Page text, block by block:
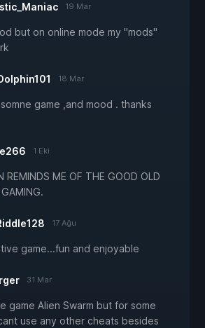
19 Mar
but on online mode my "mods"
18 Mar
game ,and mood . thanks
1 Eki
REMINDS ME OF THE GOOD OLD
17 Ağu
game...fun and enjoyable
31 Mar
game Alien Swarm but for some
use any other cheats besides